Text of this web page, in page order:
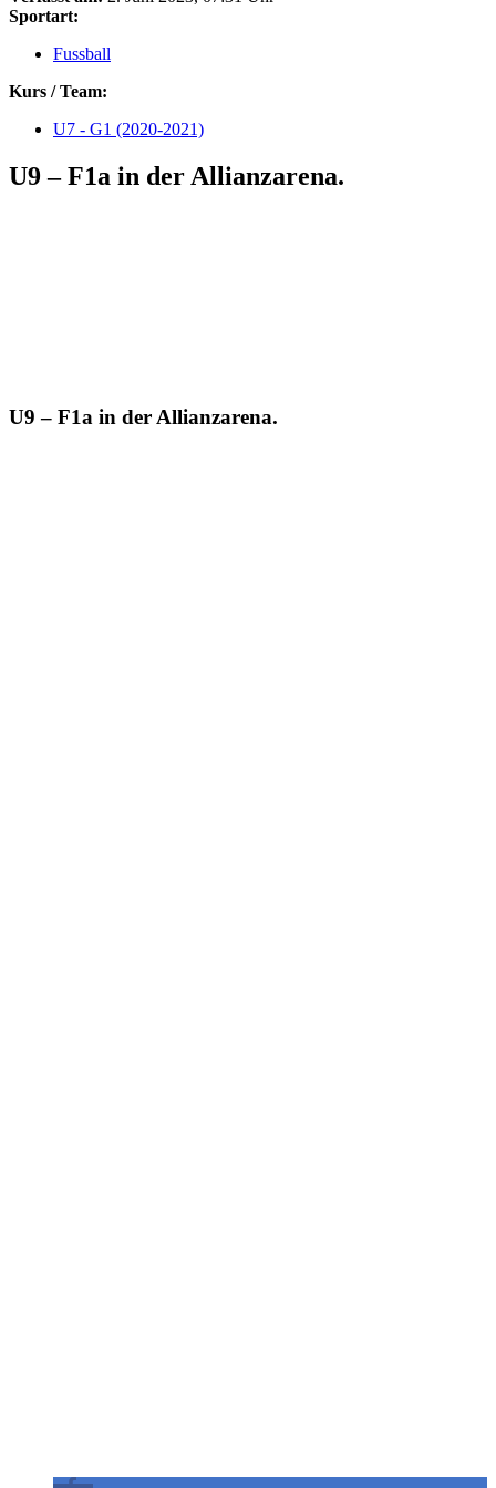
Sportart:
Fussball
Kurs / Team:
U7 - G1 (2020-2021)
U9 – F1a in der Allianzarena.
U9 – F1a in der Allianzarena.